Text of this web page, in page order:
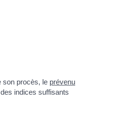
son procès, le prévenu
indices suffisants